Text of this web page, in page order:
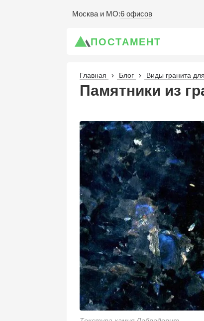
Москва и МО:6 офисов
ПОСТАМЕНТ
Главная Блог Виды гранита для
Памятники из